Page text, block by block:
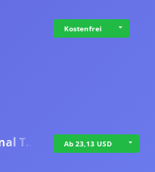
Kostenfrei
T… Ab 23,13 USD